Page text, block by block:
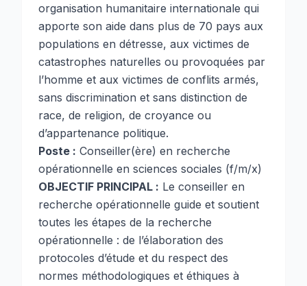
organisation humanitaire internationale qui
apporte son aide dans plus de 70 pays aux
populations en détresse, aux victimes de
catastrophes naturelles ou provoquées par
l’homme et aux victimes de conflits armés,
sans discrimination et sans distinction de
race, de religion, de croyance ou
d’appartenance politique.
Poste : Conseiller(ère) en recherche
opérationnelle en sciences sociales (f/m/x)
OBJECTIF PRINCIPAL : Le conseiller en
recherche opérationnelle guide et soutient
toutes les étapes de la recherche
opérationnelle : de l’élaboration des
protocoles d’étude et du respect des
normes méthodologiques et éthiques à